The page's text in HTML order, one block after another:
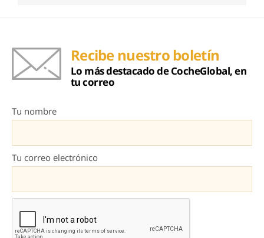
Recibe nuestro boletín
Lo más destacado de CocheGlobal, en
tu correo
Tu nombre
Tu correo electrónico